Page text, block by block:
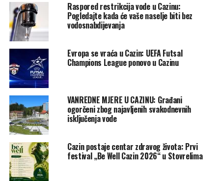
POVEZANE TEME: CAZIN
JEDNOKRATNA POMOĆ
NERMIN NIKŠIĆ
PENZIONERI VLADA FBIH
UP NEXT
Stravična nesreća u BiH: Poginula jedna osoba, auto
završio na krovu
DON'T MISS
Prve posljedice gubitka kontrole SNSD-a u Domu naroda
PSBiH: Vlast preglasana, Čović u šoku, Špirić izbačen iz
Komisije za OSA-u
Raspored restrikcija vode u Cazinu:
Pogledajte kada će vaše naselje biti bez
vodosnabdijevanja
Evropa se vraća u Cazin: UEFA Futsal
Champions League ponovo u Cazinu
VANREDNE MJERE U CAZINU: Građani
ogorčeni zbog najavljenih svakodnevnih
isključenja vode
Cazin postaje centar zdravog života: Prvi
festival „Be Well Cazin 2026“ u Stovrelima